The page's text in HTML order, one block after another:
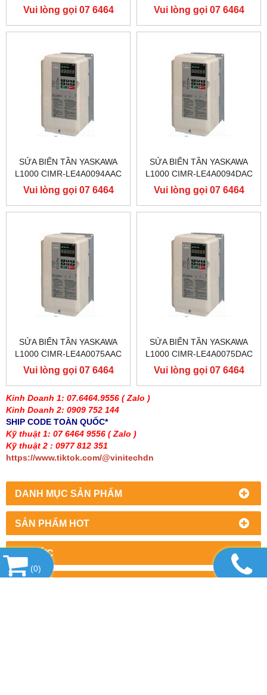
Kinh Doanh 1: 07.6464.9556 ( Zalo )
Kinh Doanh 2: 0909 752 144
SHIP CODE TOÀN QUỐC*
Kỹ thuật 1: 07 6464 9556 ( Zalo )
Kỹ thuật 2 : 0977 812 351
https://www.tiktok.com/@vinitechdn
DANH MỤC SẢN PHẨM
SẢN PHẨM HOT
TIN TỨC
400V 55KW, BIẾN TẦN
YASKAWA L1000
Vui lòng gọi 07 6464
9556
400V 55KW, BIẾN TẦN
YASKAWA L1000
Vui lòng gọi 07 6464
9556
SỬA BIẾN TẦN YASKAWA
L1000 CIMR-LE4A0094AAC
400V 45KW, BIẾN TẦN
YASKAWA L1000
Vui lòng gọi 07 6464
9556
SỬA BIẾN TẦN YASKAWA
L1000 CIMR-LE4A0094DAC
400V 45KW, BIẾN TẦN
YASKAWA L1000
Vui lòng gọi 07 6464
9556
SỬA BIẾN TẦN YASKAWA
L1000 CIMR-LE4A0075AAC
400V 37KW, BIẾN TẦN
YASKAWA L1000
Vui lòng gọi 07 6464
9556
SỬA BIẾN TẦN YASKAWA
L1000 CIMR-LE4A0075DAC
400V 37KW, BIẾN TẦN
YASKAWA L1000
Vui lòng gọi 07 6464
9556
(0)